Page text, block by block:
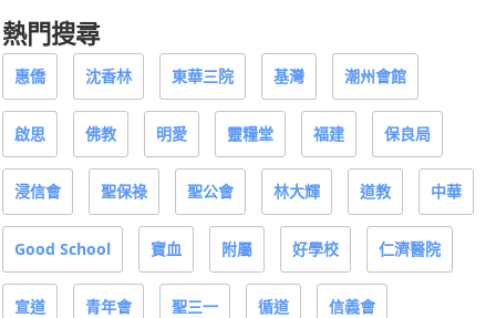
熱門搜尋
惠僑 沈香林 東華三院 基灣 潮州會館
啟思 佛教 明愛 靈糧堂 福建 保良局
浸信會 聖保祿 聖公會 林大輝 道教 中華
Good School 寶血 附屬 好學校 仁濟醫院
宣道 青年會 聖三一 循道 信義會